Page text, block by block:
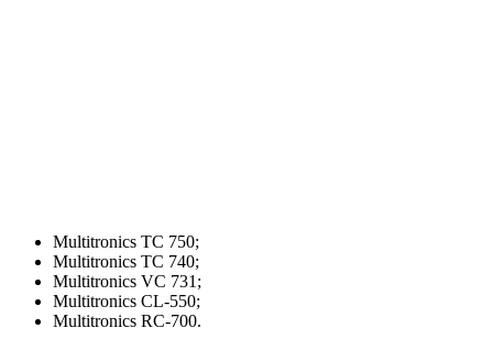
Multitronics TC 750;
Multitronics TC 740;
Multitronics VC 731;
Multitronics CL-550;
Multitronics RC-700.